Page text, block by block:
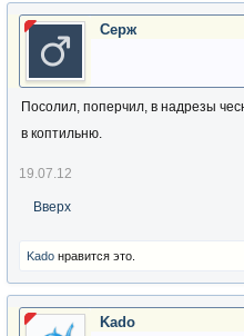
Серж
Посолил, поперчил, в надрезы
в коптильню.
19.07.12
Вверх
Kado нравится это.
Kado